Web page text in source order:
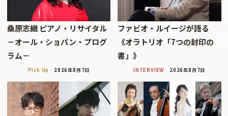
桑原志織 ピアノ・リサイタル
－オール・ショパン・プログ
ラム－
Pick Up 2026年8月7日
ファビオ・ルイージが語る
《オラトリオ「7つの封印の
書」》
INTERVIEW 2026年8月7日